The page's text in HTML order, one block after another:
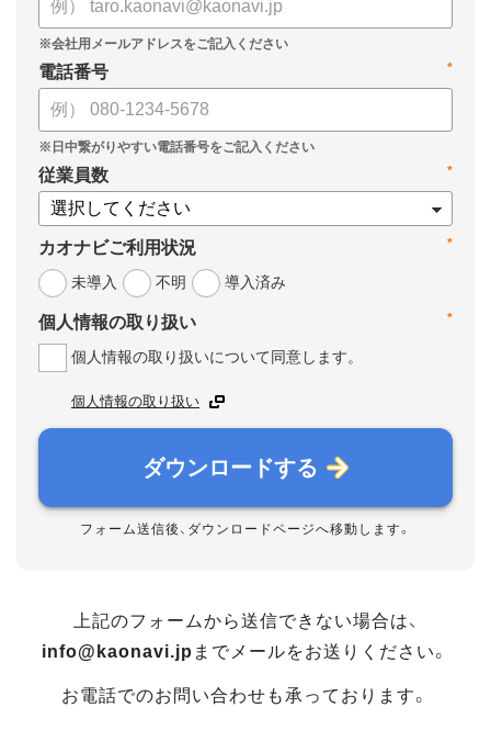
*
電話番号
*
従業員数
*
カオナビご利用状況
未導入
不明 導入済み
*
個人情報の取り扱い
個人情報の取り扱いについて同意します。
個人情報の取り扱い
ダウンロードする
フォーム送信後、ダウンロードページへ移動します。
上記のフォームから送信できない場合は、
info@kaonavi.jp までメールをお送りください。
お電話でのお問い合わせも承っております。